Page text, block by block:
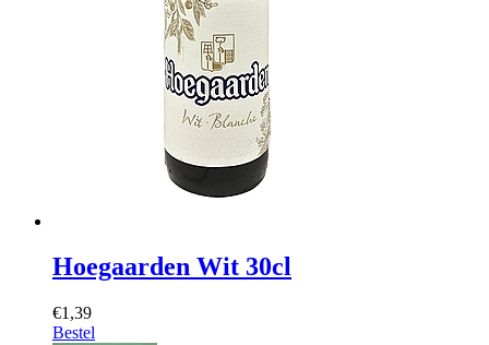
Hoegaarden Wit 30cl
€1,39
Bestel